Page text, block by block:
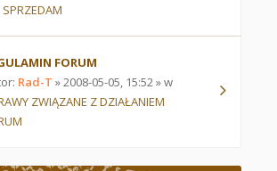
SPRZEDAM
FORUM
Rad-T » 2008-05-05, 15:52 » w
ZWIĄZANE Z DZIAŁANIEM